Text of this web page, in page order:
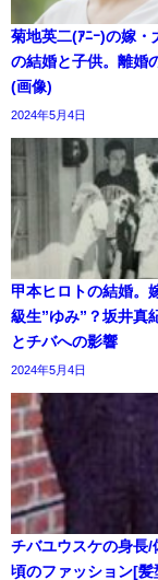
菊地英二(ｱﾆｰ)の嫁・
の結婚と子供。離婚
(画像)
2024年5月4日
甲本ヒロトの結婚。
級生”ゆみ”？坂井真
とチバへの影響
2024年5月4日
チバユウスケの身長/
頃のファッション[髪